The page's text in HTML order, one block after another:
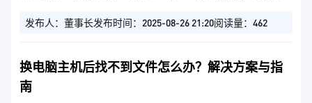
发布人：董事长发布时间：2025-08-26 21:20阅读量：462
换电脑主机后找不到文件怎么办？解决方案与指
南